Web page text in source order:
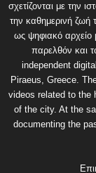
σχετίζονται με την
την καθημερινή ζωή
ως ψηφιακό αρχείο
παρελθόν και
independent
Piraeus, Greece.
videos related to the
of the city. At the
documenting the